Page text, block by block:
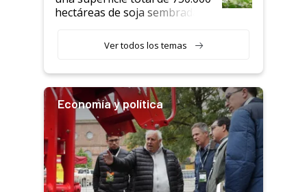
hectáreas de soja sembradas
variedades que marcan un
salto tecnológico en genética y
Ver todos los temas
Economía y política